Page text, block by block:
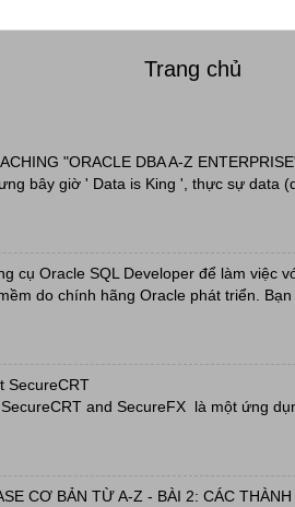
Trang chủ
"ORACLE DBA A-Z
bây giờ ' Data is King ', thực sự data
cụ Oracle SQL Developer để làm việc
do chính hãng Oracle phát triển.
SecureCRT
and SecureFX là một ứng
CƠ BẢN TỪ A-Z - BÀI 2: CÁC